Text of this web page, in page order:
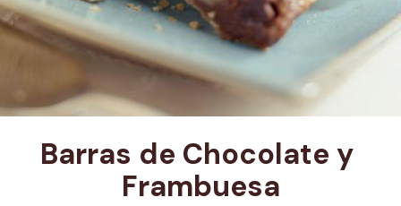
Barras de Chocolate y
Frambuesa